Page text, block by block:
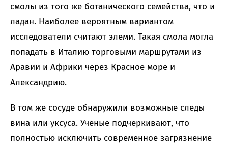
смолы из того же ботанического семейства, что и
ладан. Наиболее вероятным вариантом
исследователи считают элеми. Такая смола могла
попадать в Италию торговыми маршрутами из
Аравии и Африки через Красное море и
Александрию.
В том же сосуде обнаружили возможные следы
вина или уксуса. Ученые подчеркивают, что
полностью исключить современное загрязнение